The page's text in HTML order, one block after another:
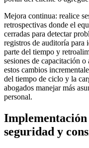
Mejora continua: realice
retrospectivas donde el
cerradas para detectar
registros de auditoría para
parte del tiempo y
sesiones de capacitación
estos cambios
del tiempo de ciclo y la
abogados manejar más
personal.
seguridad y